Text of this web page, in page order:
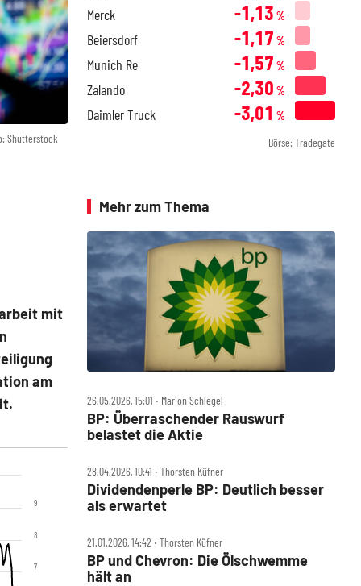
Shutterstock
mit
am
7
8
9
Merck -1,13 %
Beiersdorf -1,17 %
Munich Re -1,57 %
Zalando -2,30 %
Daimler Truck -3,01 %
Börse: Tradegate
Mehr zum Thema
26.05.2026, 15:01 ‧ Marion Schlegel
BP: Überraschender Rauswurf
belastet die Aktie
28.04.2026, 10:41 ‧ Thorsten Küfner
Dividendenperle BP: Deutlich besser
als erwartet
21.01.2026, 14:42 ‧ Thorsten Küfner
BP und Chevron: Die Ölschwemme
hält an